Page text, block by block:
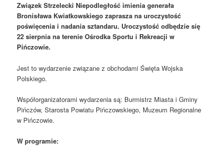
Związek Strzelecki Niepodległość imienia generała
Bronisława Kwiatkowskiego zaprasza na uroczystość
poświęcenia i nadania sztandaru. Uroczystość odbędzie się
22 sierpnia na terenie Ośrodka Sportu i Rekreacji w
Pińczowie.
Jest to wydarzenie związane z obchodami Święta Wojska
Polskiego.
Współorganizatorami wydarzenia są: Burmistrz Miasta i Gminy
Pińczów, Starosta Powiatu Pińczowskiego, Muzeum Regionalne
w Pińczowie.
W programie: